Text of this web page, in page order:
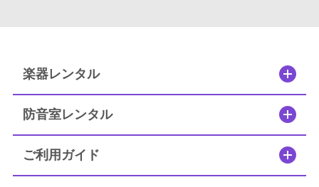
楽器レンタル
防音室レンタル
ご利用ガイド